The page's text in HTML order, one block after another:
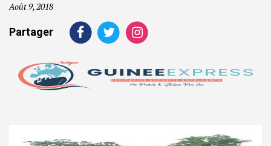
Août 9, 2018
Partager